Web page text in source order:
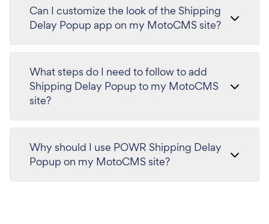
Can I customize the look of the Shipping
Delay Popup app on my MotoCMS site?
What steps do I need to follow to add
Shipping Delay Popup to my MotoCMS
site?
Why should I use POWR Shipping Delay
Popup on my MotoCMS site?